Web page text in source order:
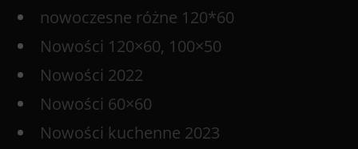
nowoczesne różne 120*60
Nowości 120×60, 100×50
Nowości 2022
Nowości 60×60
Nowości kuchenne 2023